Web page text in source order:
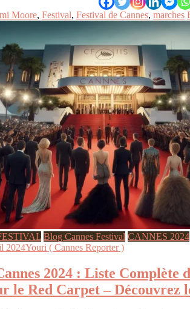
Moore, Festival, Festival de Cannes, marches
Blog Cannes Festival CANNES 2024
2024Youri ( Cannes Reporter )
2024 : Liste Complète
le Red Carpet – Découvrez